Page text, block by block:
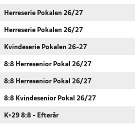
Herreserie Pokalen 26/27
Herreserie Pokalen 26/27
Kvindeserie Pokalen 26-27
8:8 Herresenior Pokal 26/27
8:8 Herresenior Pokal 26/27
8:8 Kvindesenior Pokal 26/27
K+29 8:8 - Efterår